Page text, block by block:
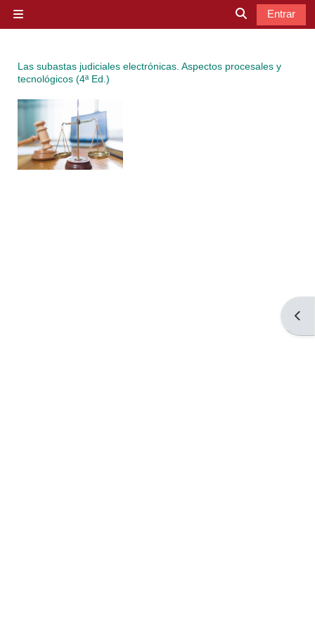
Selector de
Entrar
Las subastas judiciales electrónicas. Aspectos procesales y
tecnológicos (4ª Ed.)